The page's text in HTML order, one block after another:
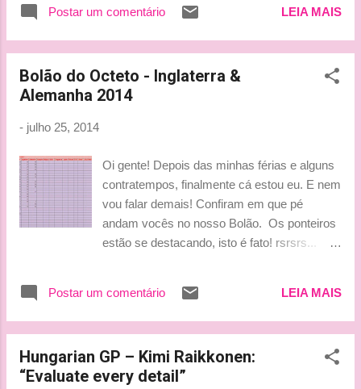
posição não seria ameaçada e o finlandês foi
para a pista muito tarde e Bianchi o bateu
enquanto ele nem tinha saído do box ainda.
Qua...
Postar um comentário LEIA MAIS
Bolão do Octeto - Inglaterra &
Alemanha 2014
- julho 25, 2014
Oi gente! Depois das minhas férias e alguns
contratempos, finalmente cá estou eu. E nem
vou falar demais! Confiram em que pé
andam vocês no nosso Bolão. Os ponteiros
estão se destacando, isto é fato! rsrsrs...
(Mercedes) P1: Lewis Hamilton (Mercedes)
P2: Valtteri Bottas (Williams) P3: Daniel
(McLaren) P5: Sebastian Vettel (Red Bull)
Volta mais rápida: Lewis Hamilton
Postar um comentário LEIA MAIS
Hungarian GP – Kimi Raikkonen:
“Evaluate every detail”